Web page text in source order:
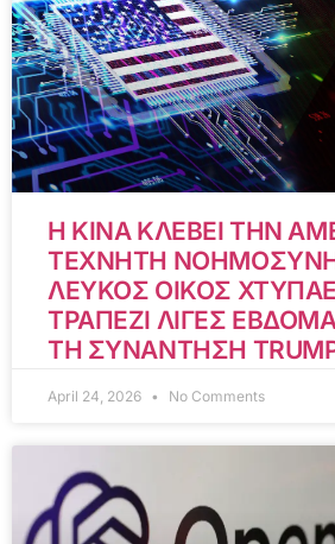
Η ΚΙΝΑ ΚΛΕΒΕΙ ΤΗΝ
ΤΕΧΝΗΤΗ
ΛΕΥΚΟΣ ΟΙΚΟΣ
ΤΡΑΠΕΖΙ ΛΙΓΕΣ
ΤΗ ΣΥΝΑΝΤΗΣΗ
April 24, 2026 No Comments